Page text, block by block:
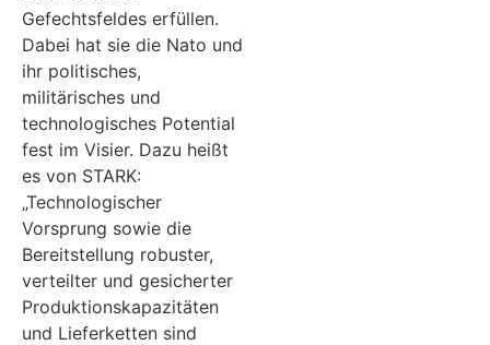
Gefechtsfeldes erfüllen.
Dabei hat sie die Nato und
ihr politisches,
militärisches und
technologisches Potential
fest im Visier. Dazu heißt
es von STARK:
„Technologischer
Vorsprung sowie die
Bereitstellung robuster,
verteilter und gesicherter
Produktionskapazitäten
und Lieferketten sind